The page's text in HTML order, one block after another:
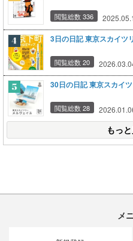
閲覧総数 336
3日の日記 東京スカイツ
閲覧総数 20
30日の日記 東京スカイ
閲覧総数 28
もっ
メ